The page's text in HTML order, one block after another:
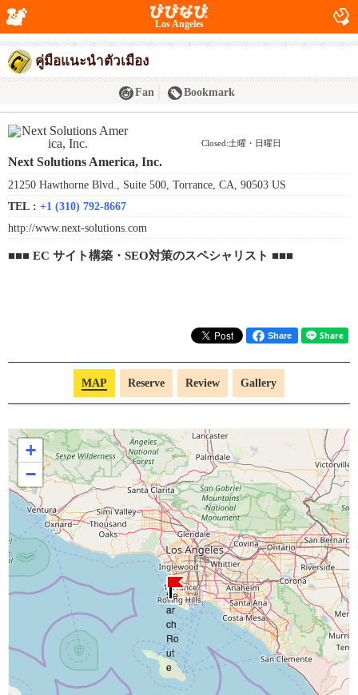
Los Angeles
คู่มือแนะนำตัวเมือง
Fan Bookmark
Closed:土曜・日曜日
Next Solutions America, Inc.
21250 Hawthorne Blvd., Suite 500, Torrance, CA, 90503 US
TEL : +1 (310) 792-8667
http://www.next-solutions.com
■■■ EC サイト構築・SEO対策のスペシャリスト ■■■
Share
MAP Reserve Review Gallery
+
−